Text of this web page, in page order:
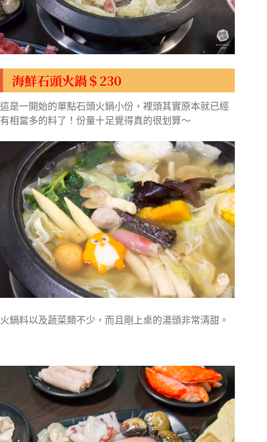
海鮮石頭火鍋＄230
這是一開始的單點石頭火鍋小份，裡頭其實原本就已經
有相當多的料了！份量十足覺得真的很划算～
火鍋料以及蔬菜類不少，而且剛上桌的湯頭非常清甜。